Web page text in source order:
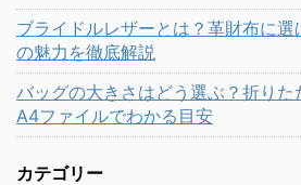
ブライドルレザーとは？革財布に
の魅力を徹底解説
バッグの大きさはどう選ぶ？折りた
A4ファイルでわかる目安
カテゴリー